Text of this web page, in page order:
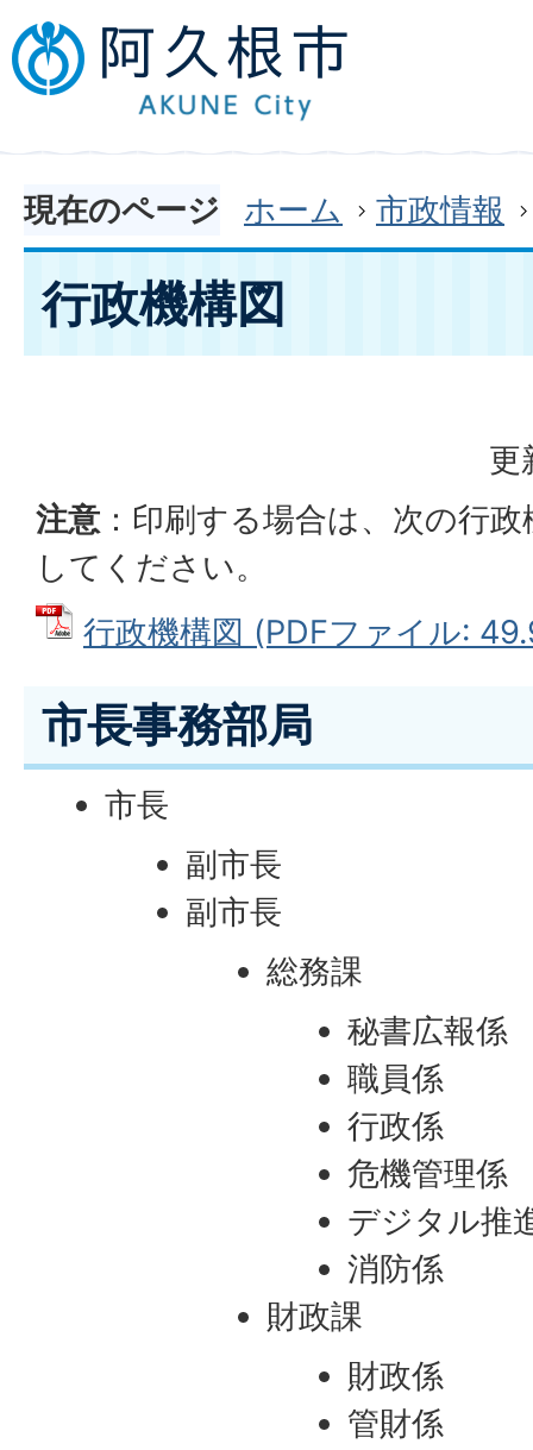
現在のページ ホーム 市政情報
行政機構図
更
注意 ：印刷する場合は、次の行
してください。
行政機構図 (PDFファイル:
市長事務部局
市長
副市長
副市長
総務課
秘書広報係
職員係
行政係
危機管理係
デジタル推
消防係
財政課
財政係
管財係